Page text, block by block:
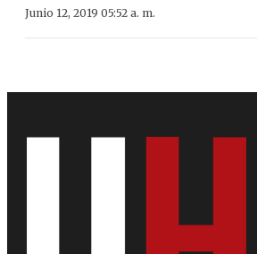
Junio 12, 2019 05:52 a. m.